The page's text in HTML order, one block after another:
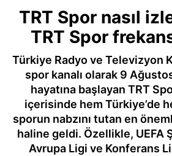
TRT Spor nasıl
TRT Spor
Türkiye Radyo ve Televizyon
spor kanalı olarak 9
hayatına başlayan TRT
içerisinde hem Türkiye’de
sporun nabzını tutan en
haline geldi. Özellikle, UEFA
Avrupa Ligi ve Konferans